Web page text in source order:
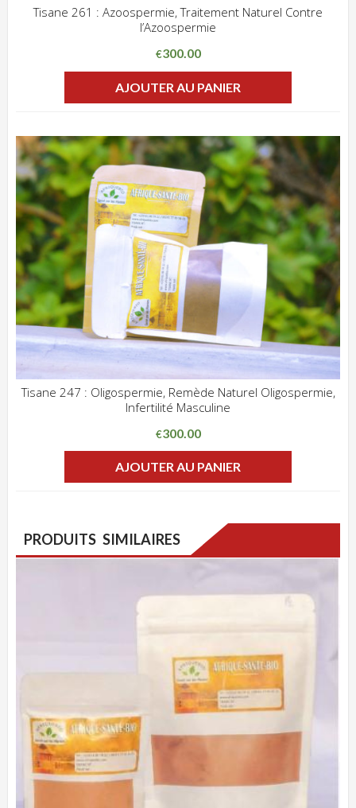
Tisane 261 : Azoospermie, Traitement Naturel Contre
l’Azoospermie
€300.00
AJOUTER AU PANIER
Tisane 247 : Oligospermie, Remède Naturel Oligospermie,
Infertilité Masculine
€300.00
AJOUTER AU PANIER
PRODUITS SIMILAIRES